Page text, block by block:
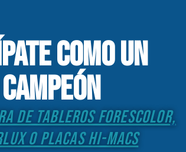
como un
campeón
de tableros forescolor,
o placas hi-macs